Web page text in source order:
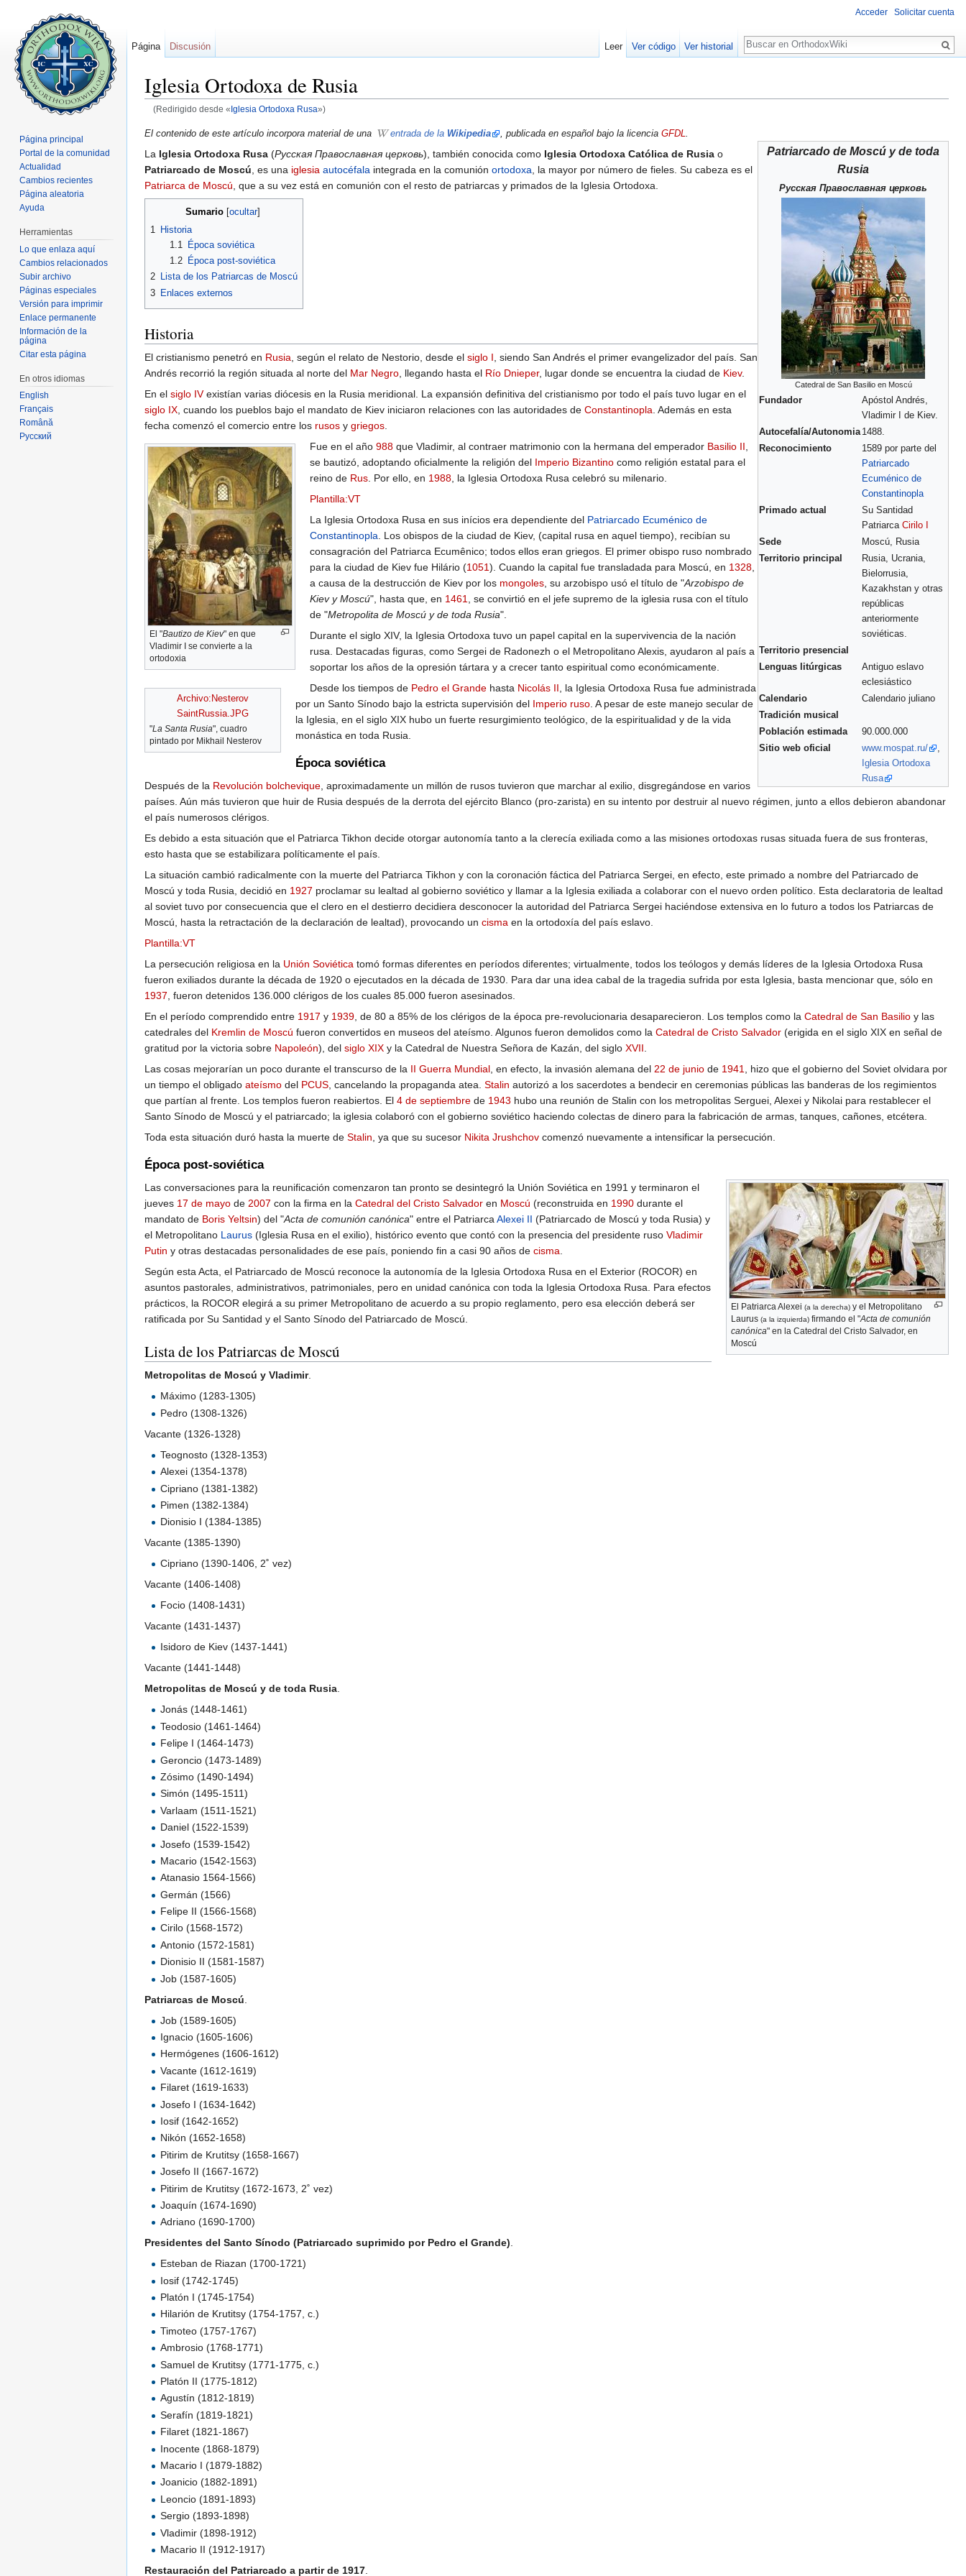
Iglesia Ortodoxa de Rusia
(Redirigido desde « Iglesia Ortodoxa Rusa»)
El contenido de este artículo incorpora material de una entrada de la Wikipedia , publicada en español bajo la licencia GFDL
Patriarcado de Moscú y de toda
Rusia
Русская Православная церковь
Catedral de San Basilio en Moscú
Fundador
Apóstol Andrés,
Vladimir I de Kiev.
Autocefalía/Autonomia 1488.
Reconocimiento
1589 por parte del
Patriarcado
Ecuménico de
Constantinopla
Primado actual
Su Santidad
Patriarca Cirilo I
Sede
Moscú, Rusia
Territorio principal
Rusia, Ucrania,
Bielorrusia,
Kazakhstan y otras
repúblicas
anteriormente
soviéticas.
Territorio presencial
Lenguas litúrgicas
Antiguo eslavo
eclesiástico
Calendario
Calendario juliano
Tradición musical
Población estimada
90.000.000
Sitio web oficial
www.mospat.ru/
Iglesia Ortodoxa
Rusa
La Iglesia Ortodoxa Rusa (Русская Православная церковь), también conocida como Iglesia Ortodoxa Católica de Rusia o
Patriarcado de Moscú , es una iglesia autocéfala integrada en la comunión ortodoxa , la mayor por número de fieles. Su cabeza es el
Patriarca de Moscú , que a su vez está en comunión con el resto de patriarcas y primados de la Iglesia Ortodoxa.
Sumario[ocultar]
1
Historia
1.1
Época soviética
1.2
Época post-soviética
2 Lista de los Patriarcas de Moscú
3 Enlaces externos
Historia
El cristianismo penetró en Rusia , según el relato de Nestorio, desde el siglo I , siendo San Andrés el primer evangelizador del país. San
Andrés recorrió la región situada al norte del Mar Negro , llegando hasta el Río Dnieper, lugar donde se encuentra la ciudad de Kiev.
En el siglo IVexistían varias diócesis en la Rusia meridional. La expansión definitiva del cristianismo por todo el país tuvo lugar en el
siglo IX , cuando los pueblos bajo el mandato de Kiev iniciaron relaciones con las autoridades de Constantinopla . Además en esta
fecha comenzó el comercio entre los rusos y griegos
El "Bautizo de Kiev" en que
Vladimir I se convierte a la
ortodoxia
Fue en el año 988que Vladimir, al contraer matrimonio con la hermana del emperador Basilio II
se bautizó, adoptando oficialmente la religión del Imperio Bizantinocomo religión estatal para el
reino de Rus. Por ello, en 1988, la Iglesia Ortodoxa Rusa celebró su milenario.
Plantilla:VT
Archivo:Nesterov
SaintRussia.JPG
"La Santa Rusia", cuadro
pintado por Mikhail Nesterov
La Iglesia Ortodoxa Rusa en sus inícios era dependiente del Patriarcado Ecuménico de
Constantinopla . Los obispos de la ciudad de Kiev, (capital rusa en aquel tiempo), recibían su
consagración del Patriarca Ecumênico; todos ellos eran griegos. El primer obispo ruso nombrado
para la ciudad de Kiev fue Hilário (1051). Cuando la capital fue transladada para Moscú, en 1328,
a causa de la destrucción de Kiev por los mongoles, su arzobispo usó el título de "Arzobispo de
Kiev y Moscú", hasta que, en 1461
, se convirtió en el jefe supremo de la iglesia rusa con el título
de "Metropolita de Moscú y de toda Rusia".
Durante el siglo XIV, la Iglesia Ortodoxa tuvo un papel capital en la supervivencia de la nación
rusa. Destacadas figuras, como Sergei de Radonezh o el Metropolitano Alexis, ayudaron al país a
soportar los años de la opresión tártara y a crecer tanto espiritual como económicamente.
Desde los tiempos de Pedro el Grandehasta Nicolás II , la Iglesia Ortodoxa Rusa fue administrada
por un Santo Sínodo bajo la estricta supervisión del Imperio ruso. A pesar de este manejo secular de
la Iglesia, en el siglo XIX hubo un fuerte resurgimiento teológico, de la espiritualidad y de la vida
monástica en toda Rusia.
Época soviética
Después de la Revolución bolchevique , aproximadamente un millón de rusos tuvieron que marchar al exilio, disgregándose en varios
países. Aún más tuvieron que huir de Rusia después de la derrota del ejército Blanco (pro-zarista) en su intento por destruir al nuevo régimen, junto a ellos debieron abandonar
el país numerosos clérigos.
Es debido a esta situación que el Patriarca Tikhon decide otorgar autonomía tanto a la clerecía exiliada como a las misiones ortodoxas rusas situada fuera de sus fronteras,
esto hasta que se estabilizara políticamente el país.
La situación cambió radicalmente con la muerte del Patriarca Tikhon y con la coronación fáctica del Patriarca Sergei, en efecto, este primado a nombre del Patriarcado de
Moscú y toda Rusia, decidió en 1927 proclamar su lealtad al gobierno soviético y llamar a la Iglesia exiliada a colaborar con el nuevo orden político. Esta declaratoria de lealtad
al soviet tuvo por consecuencia que el clero en el destierro decidiera desconocer la autoridad del Patriarca Sergei haciéndose extensiva en lo futuro a todos los Patriarcas de
Moscú, hasta la retractación de la declaración de lealtad), provocando un cisma en la ortodoxía del país eslavo.
Plantilla:VT
La persecución religiosa en la Unión Soviética tomó formas diferentes en períodos diferentes; virtualmente, todos los teólogos y demás líderes de la Iglesia Ortodoxa Rusa
fueron exiliados durante la década de 1920 o ejecutados en la década de 1930. Para dar una idea cabal de la tragedia sufrida por esta Iglesia, basta mencionar que, sólo en
1937 , fueron detenidos 136.000 clérigos de los cuales 85.000 fueron asesinados.
En el período comprendido entre 1917 y 1939 , de 80 a 85% de los clérigos de la época pre-revolucionaria desaparecieron. Los templos como la Catedral de San Basilio y las
catedrales del Kremlin de Moscú fueron convertidos en museos del ateísmo. Algunos fueron demolidos como la Catedral de Cristo Salvador (erigida en el siglo XIX en señal de
gratitud por la victoria sobre Napoleón), del siglo XIX y la Catedral de Nuestra Señora de Kazán, del siglo XVII
Las cosas mejorarían un poco durante el transcurso de la II Guerra Mundial , en efecto, la invasión alemana del 22 de junio de 1941
, hizo que el gobierno del Soviet olvidara por
un tiempo el obligado ateísmo del PCUS , cancelando la propaganda atea. Stalin autorizó a los sacerdotes a bendecir en ceremonias públicas las banderas de los regimientos
que partían al frente. Los templos fueron reabiertos. El 4 de septiembre de 1943 hubo una reunión de Stalin con los metropolitas Serguei, Alexei y Nikolai para restablecer el
Santo Sínodo de Moscú y el patriarcado; la iglesia colaboró con el gobierno soviético haciendo colectas de dinero para la fabricación de armas, tanques, cañones, etcétera.
Toda esta situación duró hasta la muerte de Stalin , ya que su sucesor Nikita Jrushchov comenzó nuevamente a intensificar la persecución.
Época post-soviética
El Patriarca Alexei (a la derecha) y el Metropolitano
Laurus (a la izquierda) firmando el "Acta de comunión
canónica" en la Catedral del Cristo Salvador, en
Moscú
Las conversaciones para la reunificación comenzaron tan pronto se desintegró la Unión Soviética en 1991 y terminaron el
jueves 17 de mayo de 2007 con la firma en la Catedral del Cristo Salvador en Moscú (reconstruida en 1990 durante el
mandato de Boris Yeltsin) del "Acta de comunión canónica" entre el PatriarcaAlexei II (Patriarcado de Moscú y toda Rusia) y
el Metropolitano Laurus (Iglesia Rusa en el exilio), histórico evento que contó con la presencia del presidente ruso Vladimir
Putin y otras destacadas personalidades de ese país, poniendo fin a casi 90 años de cisma.
Según esta Acta, el Patriarcado de Moscú reconoce la autonomía de la Iglesia Ortodoxa Rusa en el Exterior (ROCOR) en
asuntos pastorales, administrativos, patrimoniales, pero en unidad canónica con toda la Iglesia Ortodoxa Rusa. Para efectos
prácticos, la ROCOR elegirá a su primer Metropolitano de acuerdo a su propio reglamento, pero esa elección deberá ser
ratificada por Su Santidad y el Santo Sínodo del Patriarcado de Moscú.
Lista de los Patriarcas de Moscú
Metropolitas de Moscú y Vladimir.
Máximo (1283-1305)
Pedro (1308-1326)
Vacante (1326-1328)
Teognosto (1328-1353)
Alexei (1354-1378)
Cipriano (1381-1382)
Pimen (1382-1384)
Dionisio I (1384-1385)
Vacante (1385-1390)
Cipriano (1390-1406, 2˚ vez)
Vacante (1406-1408)
Focio (1408-1431)
Vacante (1431-1437)
Isidoro de Kiev (1437-1441)
Vacante (1441-1448)
Metropolitas de Moscú y de toda Rusia.
Jonás (1448-1461)
Teodosio (1461-1464)
Felipe I (1464-1473)
Geroncio (1473-1489)
Zósimo (1490-1494)
Simón (1495-1511)
Varlaam (1511-1521)
Daniel (1522-1539)
Josefo (1539-1542)
Macario (1542-1563)
Atanasio 1564-1566)
Germán (1566)
Felipe II (1566-1568)
Cirilo (1568-1572)
Antonio (1572-1581)
Dionisio II (1581-1587)
Job (1587-1605)
Patriarcas de Moscú
Job (1589-1605)
Ignacio (1605-1606)
Hermógenes (1606-1612)
Vacante (1612-1619)
Filaret (1619-1633)
Josefo I (1634-1642)
Iosif (1642-1652)
Nikón (1652-1658)
Pitirim de Krutitsy (1658-1667)
Josefo II (1667-1672)
Pitirim de Krutitsy (1672-1673, 2˚ vez)
Joaquín (1674-1690)
Adriano (1690-1700)
Presidentes del Santo Sínodo (Patriarcado suprimido por Pedro el Grande).
Esteban de Riazan (1700-1721)
Iosif (1742-1745)
Platón I (1745-1754)
Hilarión de Krutitsy (1754-1757, c.)
Timoteo (1757-1767)
Ambrosio (1768-1771)
Samuel de Krutitsy (1771-1775, c.)
Platón II (1775-1812)
Agustín (1812-1819)
Serafín (1819-1821)
Filaret (1821-1867)
Inocente (1868-1879)
Macario I (1879-1882)
Joanicio (1882-1891)
Leoncio (1891-1893)
Sergio (1893-1898)
Vladimir (1898-1912)
Macario II (1912-1917)
Restauración del Patriarcado a partir de 1917
Acceder Solicitar cuenta
Página Discusión Leer Ver código Ver historial
Buscar
Página principal
Portal de la comunidad
Actualidad
Cambios recientes
Página aleatoria
Ayuda
Herramientas
Lo que enlaza aquí
Cambios relacionados
Subir archivo
Páginas especiales
Versión para imprimir
Enlace permanente
Información de la
página
Citar esta página
En otros idiomas
English
Français
Română
Русский